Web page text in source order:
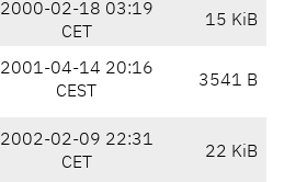
2000-02-18 03:19
CET
15 KiB
2001-04-14 20:16
CEST
3541 B
2002-02-09 22:31
CET
22 KiB